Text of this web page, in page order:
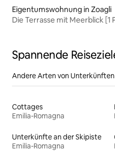
Eigentumswohnung in Zoagli
Die Terrasse mit Meerblick [1
Spannende
Andere Arten von Unterkünften
Cottages
Emilia-Romagna
Unterkünfte an der Skipiste
Emilia-Romagna